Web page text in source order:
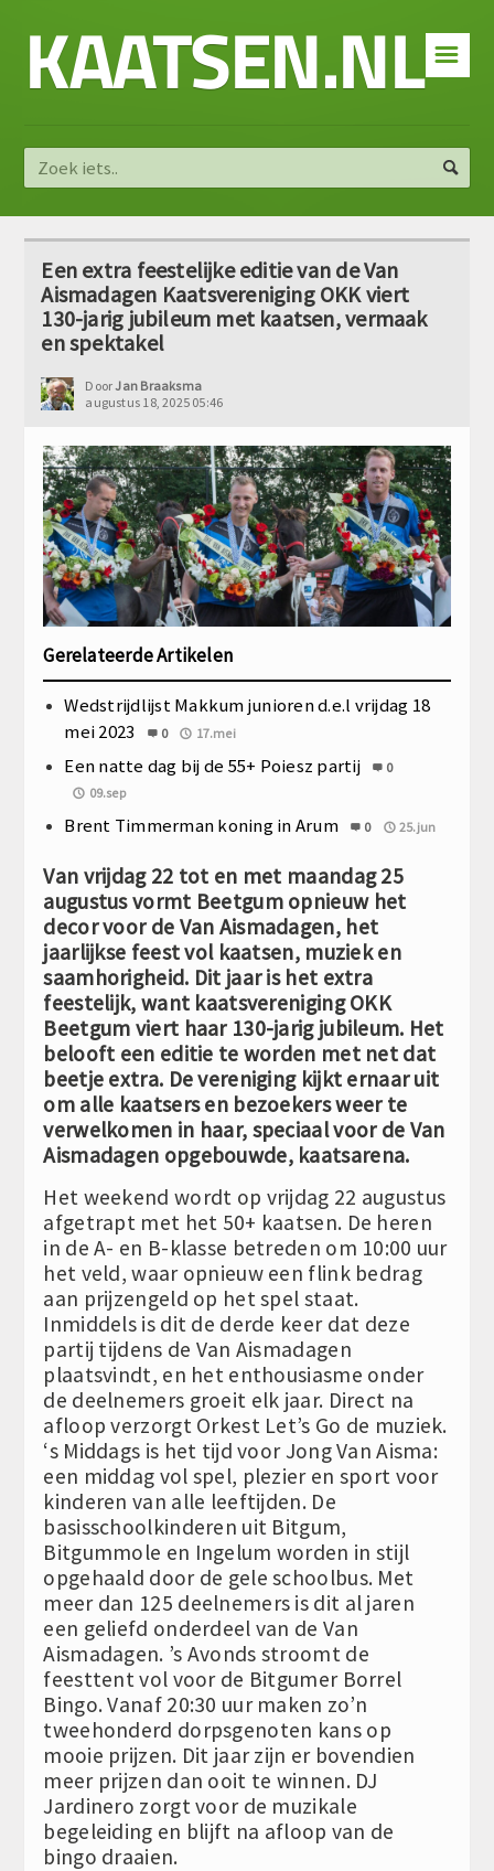
☰
KAATSEN.NL
Een extra feestelijke editie van de Van
Aismadagen Kaatsvereniging OKK viert
130-jarig jubileum met kaatsen, vermaak
en spektakel
DoorJan Braaksma
augustus 18, 2025 05:46
Gerelateerde Artikelen
Wedstrijdlijst Makkum junioren d.e.l vrijdag 18
mei 2023
0 17.mei
Een natte dag bij de 55+ Poiesz partij
0
09.sep
Brent Timmerman koning in Arum 0 25.jun
Van vrijdag 22 tot en met maandag 25
augustus vormt Beetgum opnieuw het
decor voor de Van Aismadagen, het
jaarlijkse feest vol kaatsen, muziek en
saamhorigheid. Dit jaar is het extra
feestelijk, want kaatsvereniging OKK
Beetgum viert haar 130-jarig jubileum. Het
belooft een editie te worden met net dat
beetje extra. De vereniging kijkt ernaar uit
om alle kaatsers en bezoekers weer te
verwelkomen in haar, speciaal voor de Van
Aismadagen opgebouwde, kaatsarena.
Het weekend wordt op vrijdag 22 augustus
afgetrapt met het 50+ kaatsen. De heren
in de A- en B-klasse betreden om 10:00 uur
het veld, waar opnieuw een flink bedrag
aan prijzengeld op het spel staat.
Inmiddels is dit de derde keer dat deze
partij tijdens de Van Aismadagen
plaatsvindt, en het enthousiasme onder
de deelnemers groeit elk jaar. Direct na
afloop verzorgt Orkest Let’s Go de muziek.
‘s Middags is het tijd voor Jong Van Aisma:
een middag vol spel, plezier en sport voor
kinderen van alle leeftijden. De
basisschoolkinderen uit Bitgum,
Bitgummole en Ingelum worden in stijl
opgehaald door de gele schoolbus. Met
meer dan 125 deelnemers is dit al jaren
een geliefd onderdeel van de Van
Aismadagen. ’s Avonds stroomt de
feesttent vol voor de Bitgumer Borrel
Bingo. Vanaf 20:30 uur maken zo’n
tweehonderd dorpsgenoten kans op
mooie prijzen. Dit jaar zijn er bovendien
meer prijzen dan ooit te winnen. DJ
Jardinero zorgt voor de muzikale
begeleiding en blijft na afloop van de
bingo draaien.